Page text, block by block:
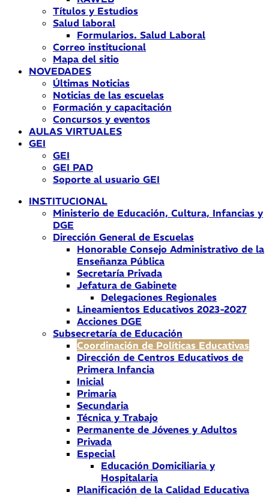
Títulos y Estudios
Salud laboral
Formularios. Salud Laboral
Correo institucional
Mapa del sitio
NOVEDADES
Últimas Noticias
Noticias de las escuelas
Formación y capacitación
Concursos y eventos
AULAS VIRTUALES
GEI
GEI
GEI PAD
Soporte al usuario GEI
INSTITUCIONAL
Ministerio de Educación, Cultura, Infancias y
DGE
Dirección General de Escuelas
Honorable Consejo Administrativo de la
Enseñanza Pública
Secretaría Privada
Jefatura de Gabinete
Delegaciones Regionales
Lineamientos Educativos 2023-2027
Acciones DGE
Subsecretaría de Educación
Coordinación de Políticas Educativas
Dirección de Centros Educativos de
Primera Infancia
Inicial
Primaria
Secundaria
Técnica y Trabajo
Permanente de Jóvenes y Adultos
Privada
Especial
Educación Domiciliaria y
Hospitalaria
Planificación de la Calidad Educativa